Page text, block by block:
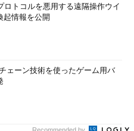
ロトコルを悪用する遠隔操作ウイ
起情報を公開
ェーン技術を使ったゲーム用バ